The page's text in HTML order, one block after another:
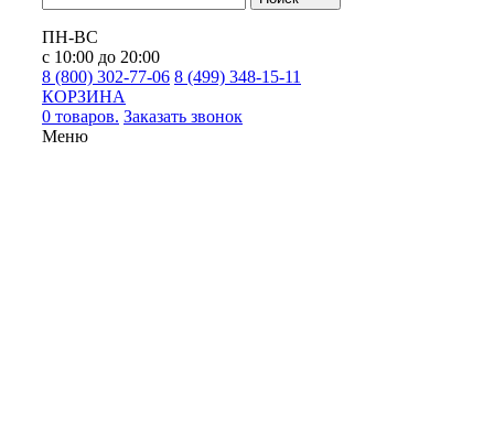
ПН-ВС
с 10:00 до 20:00
8 (800) 302-77-06 8 (499) 348-15-11
КОРЗИНА
0 товаров. Заказать звонок
Меню